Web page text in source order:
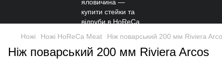
Ножі Ножі HoReCa Meat Ніж поварський 200 мм Riviera
Ніж поварський 200 мм Riviera Arcos